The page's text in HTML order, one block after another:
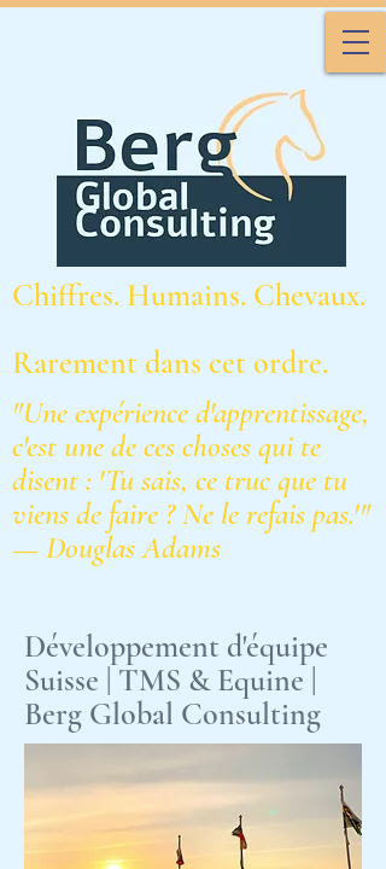
Chiffres. Humains. Chevaux.
Rarement dans cet ordre.
"Une expérience d'apprentissage,
c'est une de ces choses qui te
disent : 'Tu sais, ce truc que tu
viens de faire ? Ne le refais pas.'"
— Douglas Adams
Développement d'équipe
Suisse | TMS & Equine |
Berg Global Consulting